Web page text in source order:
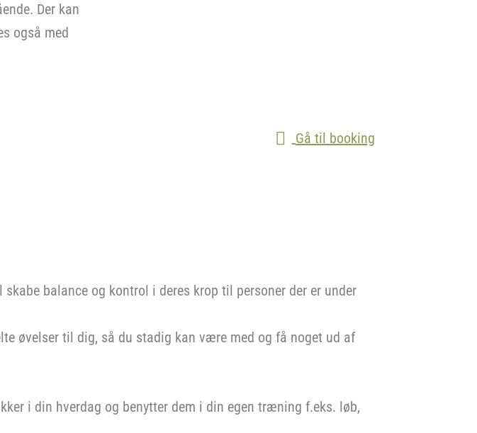
Der kan
også med
Gå til booking
balance og kontrol i deres krop til personer der er under
øvelser til dig, så du stadig kan være med og få noget ud af
i din hverdag og benytter dem i din egen træning f.eks. løb,